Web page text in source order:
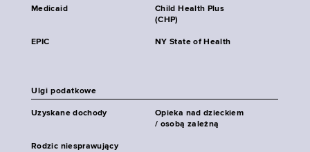
Medicaid
Child Health Plus
(CHP)
EPIC NY State of Health
Ulgi podatkowe
Uzyskane dochody
Opieka nad dzieckiem
/ osobą zależną
Rodzic niesprawujący